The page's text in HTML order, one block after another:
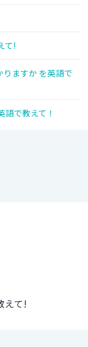
て!
ますか を英語で
で教えて！
えて!